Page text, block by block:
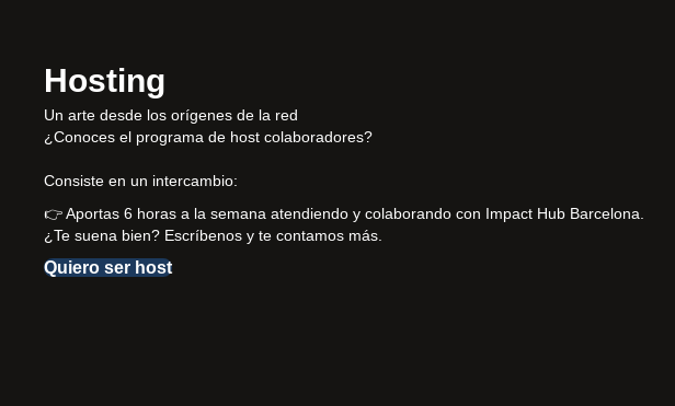
Hosting
Un arte desde los orígenes de la red
¿Conoces el programa de host colaboradores?
Consiste en un intercambio:
👉 Aportas 6 horas a la semana atendiendo y colaborando con Impact Hub Barcelona.
¿Te suena bien? Escríbenos y te contamos más.
Quiero ser host